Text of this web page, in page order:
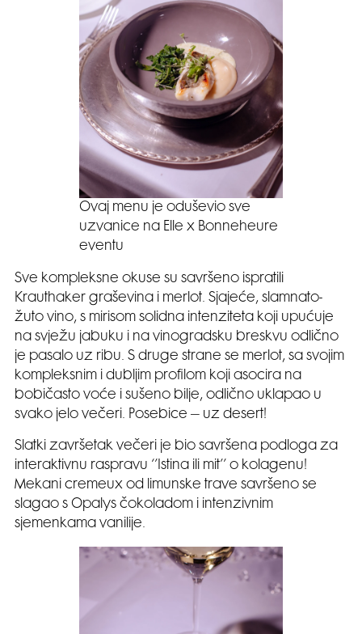
Ovaj menu je oduševio sve
uzvanice na Elle x Bonneheure
eventu
Sve kompleksne okuse su savršeno ispratili
Krauthaker graševina i merlot. Sjajeće, slamnato-
žuto vino, s mirisom solidna intenziteta koji upućuje
na svježu jabuku i na vinogradsku breskvu odlično
je pasalo uz ribu. S druge strane se merlot, sa svojim
kompleksnim i dubljim profilom koji asocira na
bobičasto voće i sušeno bilje, odlično uklapao u
svako jelo večeri. Posebice – uz desert!
Slatki završetak večeri je bio savršena podloga za
interaktivnu raspravu ‘’Istina ili mit’’ o kolagenu!
Mekani cremeux od limunske trave savršeno se
slagao s Opalys čokoladom i intenzivnim
sjemenkama vanilije.